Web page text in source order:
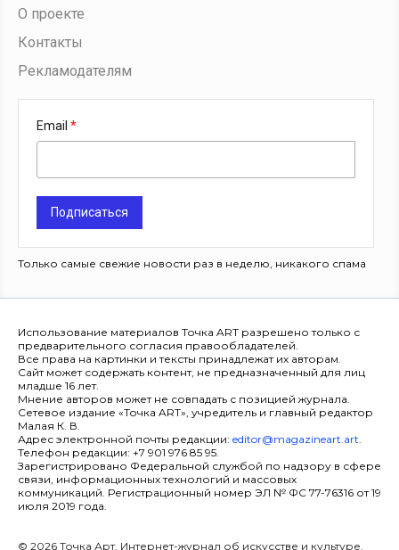
О проекте
Контакты
Рекламодателям
Email
Подписаться
Только самые свежие новости раз в неделю, никакого спама
Использование материалов Точка ART разрешено только с
предварительного согласия правообладателей.
Все права на картинки и тексты принадлежат их авторам.
Сайт может содержать контент, не предназначенный для лиц
младше 16 лет.
Мнение авторов может не совпадать с позицией журнала.
Сетевое издание «Точка ART», учредитель и главный редактор
Малая К. В.
Адрес электронной почты редакции: editor@magazineart.art.
Телефон редакции: +7 901 976 85 95.
Зарегистрировано Федеральной службой по надзору в сфере
связи, информационных технологий и массовых
коммуникаций. Регистрационный номер ЭЛ № ФС 77-76316 от 19
июля 2019 года.
© 2026 Точка Арт. Интернет-журнал об искусстве и культуре.